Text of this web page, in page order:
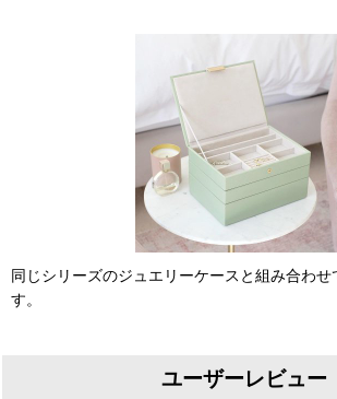
同じシリーズのジュエリーケースと組み合わせ
す。
ユーザーレビュー